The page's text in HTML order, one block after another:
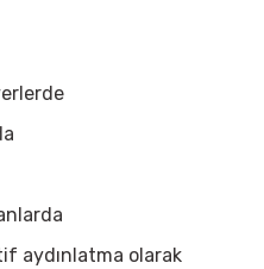
aydınlatma olarak